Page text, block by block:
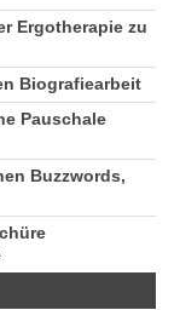
Ergotherapie zu
Biografiearbeit
Pauschale
Buzzwords,